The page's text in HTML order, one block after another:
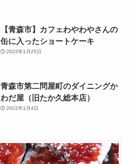
【青森市】カフェわやわやさんの
缶に入ったショートケーキ
2022年1月25日
青森市第二問屋町のダイニングか
わだ屋（旧たか久総本店）
2022年1月4日